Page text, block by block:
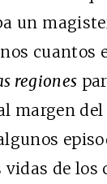
un
cuantos
regiones
margen del
vidas de los